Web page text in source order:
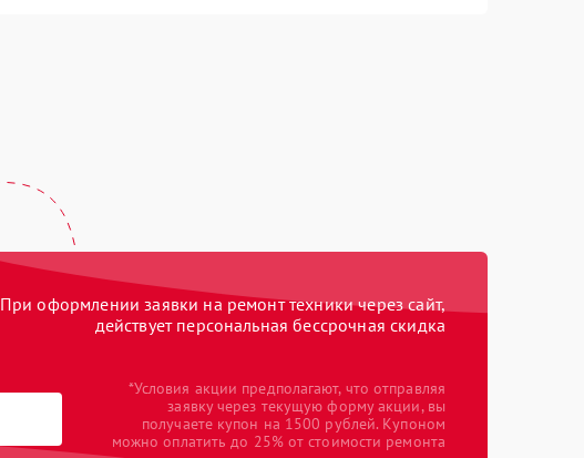
При оформлении заявки на ремонт техники через сайт,
действует персональная бессрочная скидка
*Условия акции предполагают, что отправляя
заявку через текущую форму акции, вы
получаете купон на 1500 рублей. Купоном
можно оплатить до 25% от стоимости ремонта